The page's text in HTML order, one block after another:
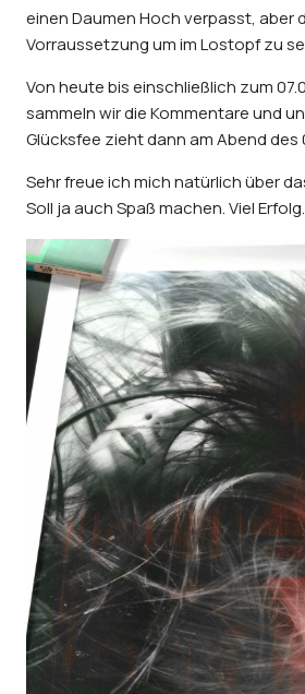
einen Daumen Hoch verpasst, aber
Vorraussetzung um im Lostopf zu
Von heute bis einschließlich zum
sammeln wir die Kommentare und
Glücksfee zieht dann am Abend des
Sehr freue ich mich natürlich über
Soll ja auch Spaß machen. Viel Erfolg.